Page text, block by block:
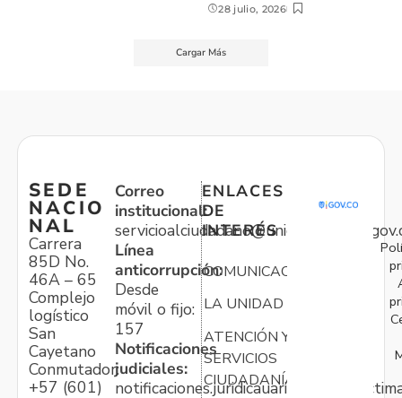
28 julio, 2026
Cargar Más
SEDE
NACIO
NAL
Carrera
85D No.
46A – 65
Complejo
logístico
San
Cayetano
Conmutador:
+57 (601)
Correo
institucional:
Línea
anticorrupción:
Desde
móvil o fijo:
157
Notificaciones
judiciales:
ENLACES
DE
INTERÉS
COMUNICACIONES
LA UNIDAD
ATENCIÓN Y
SERVICIOS
CIUDADANÍA